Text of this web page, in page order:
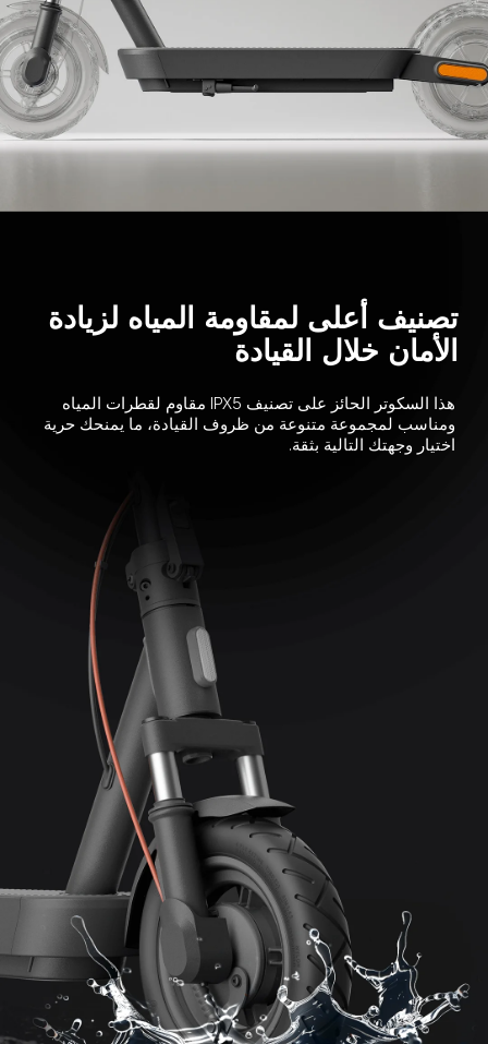
تصنيف أعلى لمقاومة المياه لزيادة
الأمان خلال القيادة
هذا السكوتر الحائز على تصنيف IPX5 مقاوم لقطرات المياه
ومناسب لمجموعة متنوعة من ظروف القيادة، ما يمنحك حرية
اختيار وجهتك التالية بثقة.